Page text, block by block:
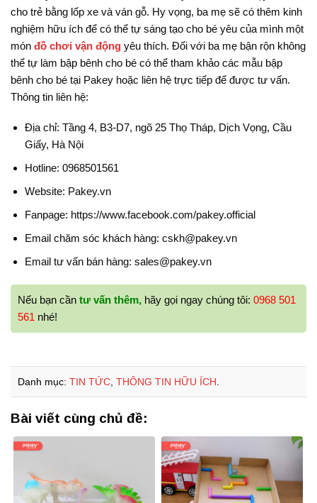
cho trẻ bằng lốp xe và ván gỗ. Hy vọng, ba mẹ sẽ có thêm kinh
nghiệm hữu ích để có thể tự sáng tạo cho bé yêu của mình một
món đồ chơi vận động yêu thích. Đối với ba mẹ bận rộn không
thể tự làm bập bênh cho bé có thể tham khảo các mẫu bập
bênh cho bé tại Pakey hoặc liên hệ trực tiếp để được tư vấn.
Thông tin liên hệ:
Địa chỉ: Tầng 4, B3-D7, ngõ 25 Thọ Tháp, Dịch Vọng, Cầu
Giấy, Hà Nội
Hotline: 0968501561
Website: Pakey.vn
Fanpage: https://www.facebook.com/pakey.official
Email chăm sóc khách hàng: cskh@pakey.vn
Email tư vấn bán hàng: sales@pakey.vn
Nếu bạn cần tư vấn thêm, hãy gọi ngay chúng tôi: 0968 501
561 nhé!
Danh mục: TIN TỨC, THÔNG TIN HỮU ÍCH.
Bài viết cùng chủ đề: